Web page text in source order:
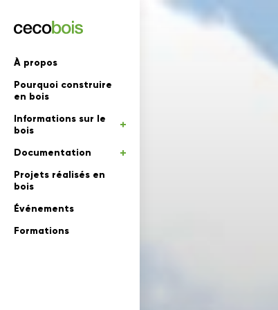
À propos
Pourquoi construire
en bois
Informations sur le
bois
Documentation
Projets réalisés en
bois
Événements
Formations
en bois